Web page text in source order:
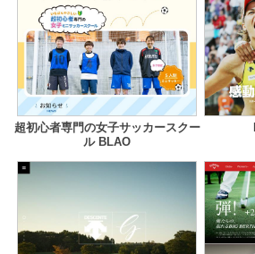
超初心者専門の女子サッカースクー
ル BLAO